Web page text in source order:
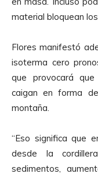
material bloquean
Flores manifestó
isoterma cero
que provocará
caigan en forma
montaña.
“Eso significa que
desde la
sedimentos,